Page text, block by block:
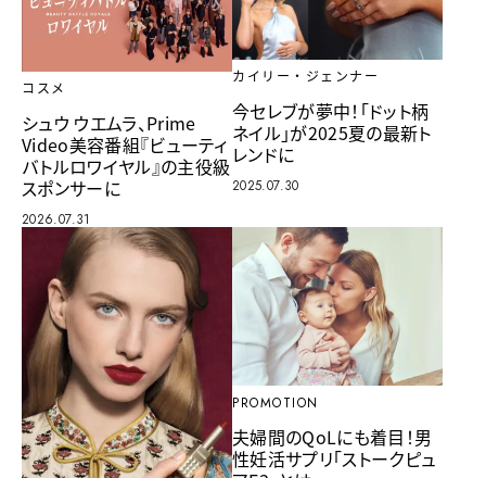
コスメ
シュウ ウエムラ、Prime
Video美容番組『ビューティ
バトルロワイヤル』の主役級
スポンサーに
2026.07.31
カイリー・ジェンナー
今セレブが夢中！「ドット柄
ネイル」が2025夏の最新ト
レンドに
2025.07.30
PROMOTION
夫婦間のQoLにも着目！男
性妊活サプリ「ストークピュ